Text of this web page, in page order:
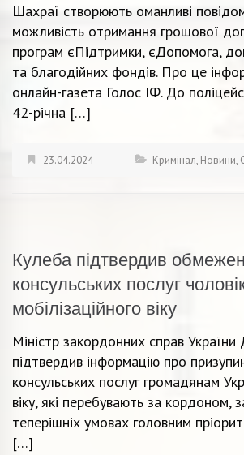
Шахраї створюють оманливі
можливість отримання грошової
програм єПідтримки, єДопомога,
та благодійних фондів. Про це
онлайн-газета Голос ІФ. До
42-річна […]
23.04.2024 Кримінал, Новини,
Кулеба підтвердив
консульських послуг
мобілізаційного віку
Міністр закордонних справ
підтвердив інформацію про
консульських послуг громадянам
віку, які перебувають за кордоном,
теперішніх умовах головним
[…]